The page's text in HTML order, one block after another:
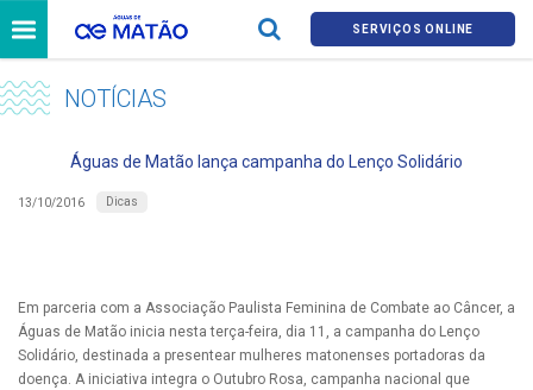
SERVIÇOS ONLINE
NOTÍCIAS
Águas de Matão lança campanha do Lenço Solidário
13/10/2016 Dicas
Em parceria com a Associação Paulista Feminina de Combate ao Câncer, a
Águas de Matão inicia nesta terça-feira, dia 11, a campanha do Lenço
Solidário, destinada a presentear mulheres matonenses portadoras da
doença. A iniciativa integra o Outubro Rosa, campanha nacional que